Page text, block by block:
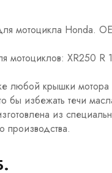
мотоцикла Honda.
мотоциклов: XR250 R
любой крышки мотора
бы избежать течи
из
производства.